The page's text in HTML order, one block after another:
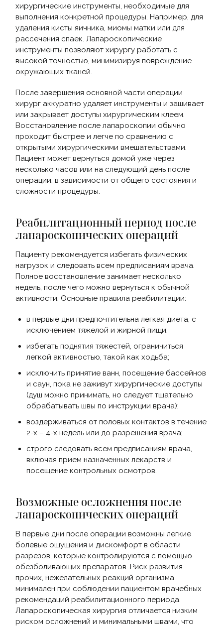
хирургические инструменты, необходимые для
выполнения конкретной процедуры. Например, для
удаления кисты яичника, миомы матки или для
рассечения спаек. Лапароскопические
инструменты позволяют хирургу работать с
высокой точностью, минимизируя повреждение
окружающих тканей.
После завершения основной части операции
хирург аккуратно удаляет инструменты и зашивает
или закрывает доступы хирургическим клеем.
Восстановление после лапароскопии обычно
проходит быстрее и легче по сравнению с
открытыми хирургическими вмешательствами.
Пациент может вернуться домой уже через
несколько часов или на следующий день после
операции, в зависимости от общего состояния и
сложности процедуры.
Реабилитационный период после
лапароскопических операций
Пациенту рекомендуется избегать физических
нагрузок и следовать всем предписаниям врача.
Полное восстановление занимает несколько
недель, после чего можно вернуться к обычной
активности. Основные правила реабилитации:
в первые дни предпочтительна легкая диета, с
исключением тяжелой и жирной пищи;
избегать поднятия тяжестей, ограничиться
легкой активностью, такой как ходьба;
исключить принятие ванн, посещение бассейнов
и саун, пока не заживут хирургические доступы
(душ можно принимать, но следует тщательно
обрабатывать швы по инструкции врача);
воздерживаться от половых контактов в течение
2-х – 4-х недель или до разрешения врача;
строго следовать всем предписаниям врача,
включая прием назначенных лекарств и
посещение контрольных осмотров.
Возможные осложнения после
лапароскопических операций
В первые дни после операции возможны легкие
болевые ощущения и дискомфорт в области
разрезов, которые контролируются с помощью
обезболивающих препаратов. Риск развития
прочих, нежелательных реакций организма
минимален при соблюдении пациентом врачебных
рекомендаций реабилитационного периода.
Лапароскопическая хирургия отличается низким
риском осложнений и минимальными швами, что